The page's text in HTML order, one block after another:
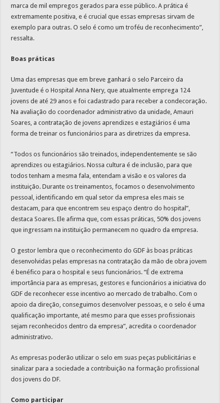
marca de mil empregos gerados para esse público. A prática é
extremamente positiva, e é crucial que essas empresas sirvam de
exemplo para outras. O selo é como um troféu de reconhecimento”,
ressalta.
Boas práticas
Uma das empresas que em breve ganhará o selo Parceiro da
Juventude é o Hospital Anna Nery, que atualmente emprega 124
jovens de até 29 anos e foi cadastrado para receber a condecoração.
Na avaliação do coordenador administrativo da unidade, Amauri
Soares, a contratação de jovens aprendizes e estagiários é uma
forma de treinar os funcionários para as diretrizes da empresa.
“Todos os funcionários são treinados, independentemente se são
aprendizes ou estagiários. Nossa cultura é de inclusão, para que
todos tenham a mesma fala, entendam a visão e os valores da
instituição. Durante os treinamentos, focamos o desenvolvimento
pessoal, identificando em qual setor da empresa eles mais se
destacam, para que encontrem seu espaço dentro do hospital”,
destaca Soares. Ele afirma que, com essas práticas, 50% dos jovens
que ingressam na instituição permanecem no quadro da empresa.
O gestor lembra que o reconhecimento do GDF às boas práticas
desenvolvidas pelas empresas na contratação da mão de obra jovem
é benéfico para o hospital e seus funcionários. “É de extrema
importância para as empresas, gestores e funcionários a iniciativa do
GDF de reconhecer esse incentivo ao mercado de trabalho. Com o
apoio da direção, conseguimos desenvolver pessoas, e o selo é uma
qualificação importante, até mesmo para que esses profissionais
sejam reconhecidos dentro da empresa”, acredita o coordenador
administrativo.
As empresas poderão utilizar o selo em suas peças publicitárias e
sinalizar para a sociedade a contribuição na formação profissional
dos jovens do DF.
Como participar